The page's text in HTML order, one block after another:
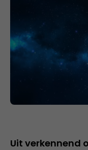
Uit verkennend